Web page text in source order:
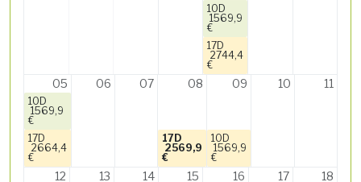
10D
1569,9
€
17D
2744,4
€
05
10D
1569,9
€
17D
2664,4
€
06 07 08
17D
2569,9
€
09
10D
1569,9
€
10 11
12 13 14 15 16 17 18